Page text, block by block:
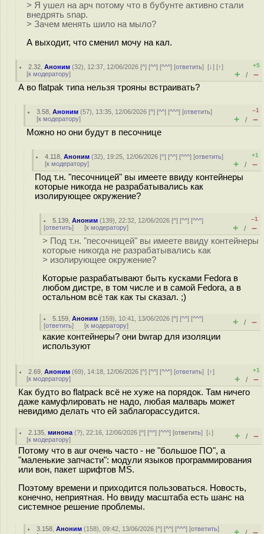
> Я ушел на арч потому что в бубунте активно стали
внедрять snap.
> Зачем менять шило на мыло?
А выходит, что сменил мoчy на кaл.
2.32 ,Аноним (32), 12:37, 12/06/2026 [^] [^^] [^^^] [ответить][↓] [↑]
[к модератору]
+5
+ / –
А во flatpak типа нельзя трояны встраивать?
3.58 ,Аноним (57), 13:35, 12/06/2026 [^] [^^] [^^^] [ответить]
[к модератору]
–1
+ / –
Можно но они будут в песочнице
4.118 ,Аноним (32), 19:25, 12/06/2026 [^] [^^] [^^^] [ответить]
[к модератору]
+1
+ / –
Под т.н. "песочницей" вы имеете ввиду контейнеры
которые никогда не разрабатывались как
изолирующее окружение?
5.139 ,Аноним (139), 22:32, 12/06/2026 [^] [^^] [^^^]
[ответить] [к модератору]
–1
+ / –
> Под т.н. "песочницей" вы имеете ввиду контейнеры
которые никогда не разрабатывались как
> изолирующее окружение?
Которые разрабатывают быть кусками Fedora в
любом дистре, в том числе и в самой Fedora, а в
остальном всё так как ты сказал. ;)
5.159 ,Аноним (159), 10:41, 13/06/2026 [^] [^^] [^^^]
[ответить] [к модератору] + / –
какие контейнеры? они bwrap для изоляции
используют
2.69 ,Аноним (69), 14:18, 12/06/2026 [^] [^^] [^^^] [ответить][↑]
[к модератору]
+1
+ / –
Как будто во flatpack всё не хуже на порядок. Там ничего
даже камуфлировать не надо, любая малварь может
невидимо делать что ей заблагорассудится.
2.135 ,минона (?), 22:16, 12/06/2026 [^] [^^] [^^^] [ответить][↓]
[к модератору] + / –
Потому что в aur очень часто - не "большое ПО", а
"маленькие запчасти": модули языков программирования
или вон, пакет шрифтов MS.
Поэтому времени и приходится пользоваться. Новость,
конечно, неприятная. Но ввиду масштаба есть шанс на
системное решение проблемы.
3.158 ,Аноним (158), 09:42, 13/06/2026 [^] [^^] [^^^] [ответить]
+ –